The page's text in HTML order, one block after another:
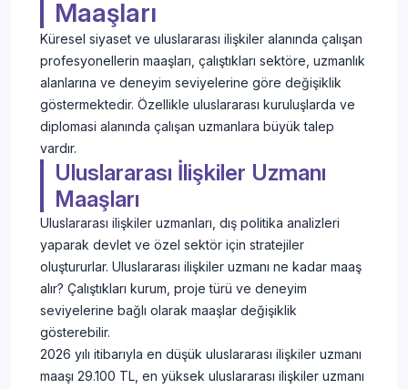
Maaşları
Küresel siyaset ve uluslararası ilişkiler alanında çalışan
profesyonellerin maaşları, çalıştıkları sektöre, uzmanlık
alanlarına ve deneyim seviyelerine göre değişiklik
göstermektedir. Özellikle uluslararası kuruluşlarda ve
diplomasi alanında çalışan uzmanlara büyük talep
vardır.
Uluslararası İlişkiler Uzmanı
Maaşları
Uluslararası ilişkiler uzmanları, dış politika analizleri
yaparak devlet ve özel sektör için stratejiler
oluştururlar. Uluslararası ilişkiler uzmanı ne kadar maaş
alır? Çalıştıkları kurum, proje türü ve deneyim
seviyelerine bağlı olarak maaşlar değişiklik
gösterebilir.
2026 yılı itibarıyla en düşük uluslararası ilişkiler uzmanı
maaşı 29.100 TL, en yüksek uluslararası ilişkiler uzmanı